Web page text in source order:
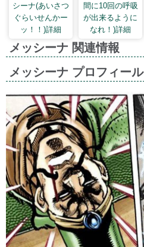
シーナ(あいさつ
ぐらいせんかー
ッ！！)詳細
間に10回の呼吸
が出来るように
なれ！)詳細
メッシーナ 関連情報
メッシーナ プロフィール